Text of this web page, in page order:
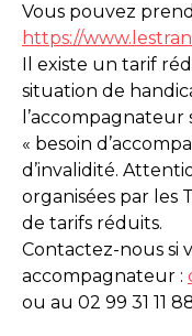
Vous pouvez
https://
Il existe un tarif
situation de
« besoin
d’invalidité.
organisées par les
de tarifs réduits.
Contactez-nous si
accompagnateur :
ou au 02 99 31 11